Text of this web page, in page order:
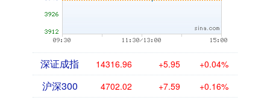
深证成指 14316.96 +5.95 +0.04%
沪深300 4702.02 +7.59 +0.16%